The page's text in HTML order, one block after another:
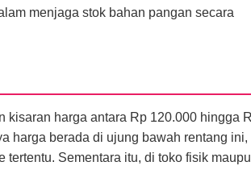
menjaga stok bahan pangan secara
kisaran harga antara Rp 120.000 hingga
harga berada di ujung bawah rentang ini,
Sementara itu, di toko fisik